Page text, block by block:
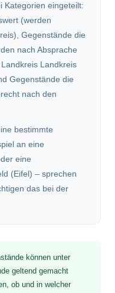
Kategorien eingeteilt:
(werden
Gegenstände die
nach Absprache
Landkreis
Gegenstände die
nach den
bestimmte
an eine
eine
(Eifel) – sprechen
das bei der
können unter
geltend gemacht
ob und in welcher